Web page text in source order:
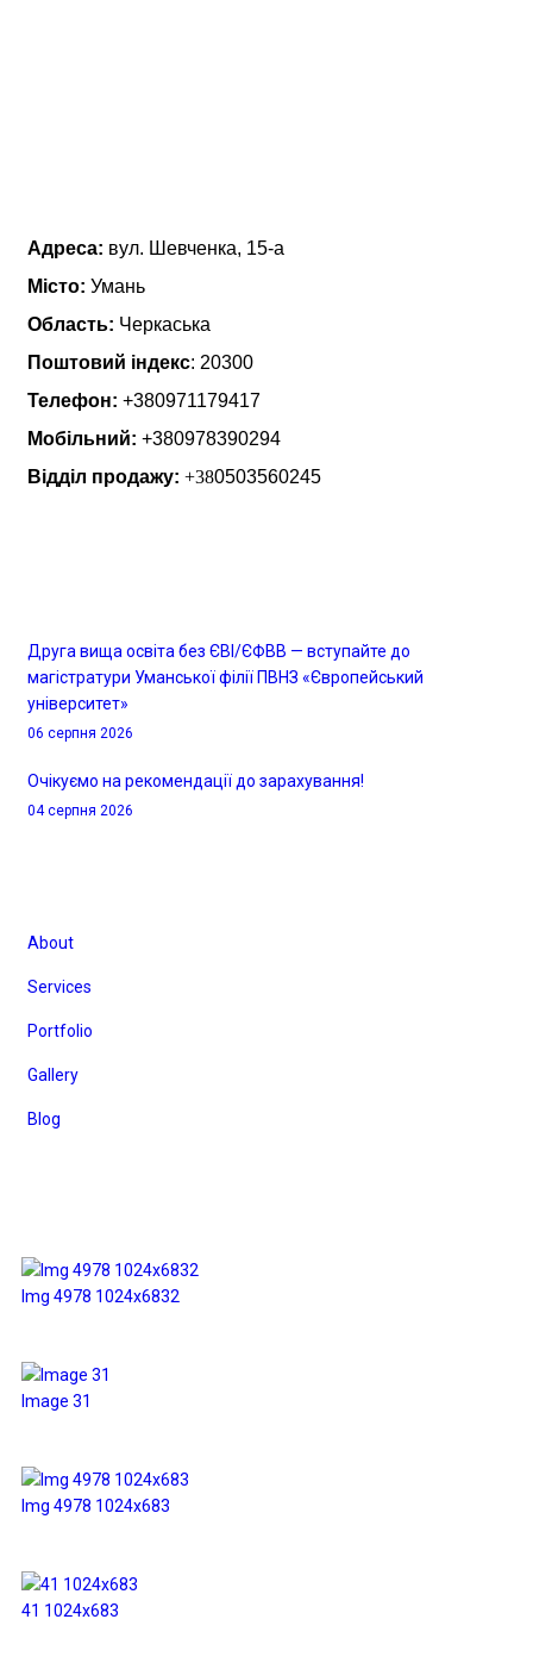
Адреса: вул. Шевченка, 15-а
Місто: Умань
Область: Черкаська
Поштовий індекс: 20300
Телефон: +380971179417
Мобільний: +380978390294
Відділ продажу: +380503560245
Друга вища освіта без ЄВІ/ЄФВВ — вступайте до
магістратури Уманської філії ПВНЗ «Європейський
університет»
06 серпня 2026
Очікуємо на рекомендації до зарахування!
04 серпня 2026
About
Services
Portfolio
Gallery
Blog
Img 4978 1024x6832
Image 31
Img 4978 1024x683
41 1024x683